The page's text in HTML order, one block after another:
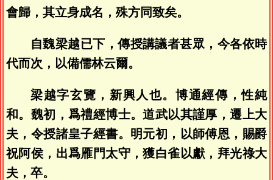
會歸，其立身成名，殊方同致矣。
自魏梁越已下，傳授講議者甚眾，今各依時
代而次，以備儒林云爾。
梁越字玄覽，新興人也。博通經傳，性純
和。魏初，爲禮經博士。道武以其謹厚，遷上大
夫，令授諸皇子經書。明元初，以師傅恩，賜爵
祝阿侯，出爲雁門太守，獲白雀以獻，拜光祿大
夫，卒。